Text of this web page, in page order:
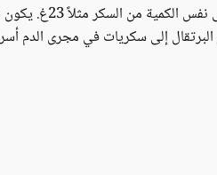
إضافةً إلى ذلك بالمقارنة بين كوب من
إلى سكريات في مجرى الدم